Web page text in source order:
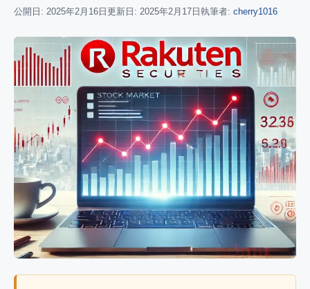
公開日: 2025年2月16日 更新日: 2025年2月17日 執筆者: cherry1016